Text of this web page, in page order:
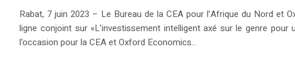
Rabat, 7 juin 2023 – Le Bureau de la CEA pour l’Afrique du Nord
ligne conjoint sur «L’investissement intelligent axé sur le genre
l’occasion pour la CEA et Oxford Economics...